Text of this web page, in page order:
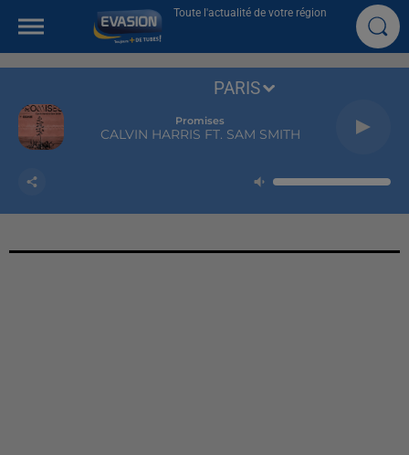
Toute l'actualité de votre région
Promises
CALVIN HARRIS FT. SAM SMITH
PARIS